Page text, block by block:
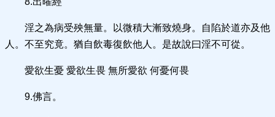
淫之為病受殃無量。以微積大漸致燒身。自陷於道亦及他
人。不至究竟。猶自飲毒復飲他人。是故說曰淫不可從。
愛欲生憂 愛欲生畏 無所愛欲 何憂何畏
9.佛言。